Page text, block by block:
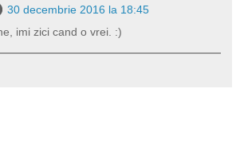
30 decembrie 2016 la 18:45
imi zici cand o vrei. :)